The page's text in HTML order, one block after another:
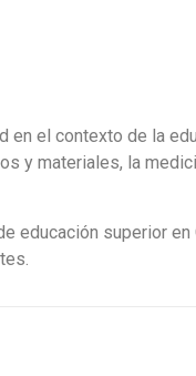
en el contexto de la
y materiales, la
educación superior en